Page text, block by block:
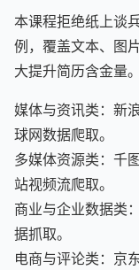
本课程拒绝纸上谈
例，覆盖文本、图
大提升简历含金量。
媒体与资讯类：新
球网数据爬取。
多媒体资源类：千
站视频流爬取。
商业与企业数据类
据抓取。
电商与评论类：京